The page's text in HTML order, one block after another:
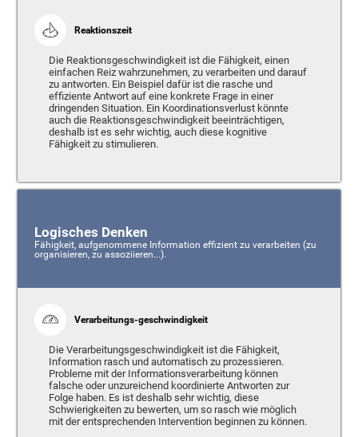
Reaktionszeit
Die Reaktionsgeschwindigkeit ist die Fähigkeit, einen
einfachen Reiz wahrzunehmen, zu verarbeiten und darauf
zu antworten. Ein Beispiel dafür ist die rasche und
effiziente Antwort auf eine konkrete Frage in einer
dringenden Situation. Ein Koordinationsverlust könnte
auch die Reaktionsgeschwindigkeit beeinträchtigen,
deshalb ist es sehr wichtig, auch diese kognitive
Fähigkeit zu stimulieren.
Logisches Denken
Fähigkeit, aufgenommene Information effizient zu verarbeiten (zu
organisieren, zu assoziieren...).
Verarbeitungs-geschwindigkeit
Die Verarbeitungsgeschwindigkeit ist die Fähigkeit,
Information rasch und automatisch zu prozessieren.
Probleme mit der Informationsverarbeitung können
falsche oder unzureichend koordinierte Antworten zur
Folge haben. Es ist deshalb sehr wichtig, diese
Schwierigkeiten zu bewerten, um so rasch wie möglich
mit der entsprechenden Intervention beginnen zu können.